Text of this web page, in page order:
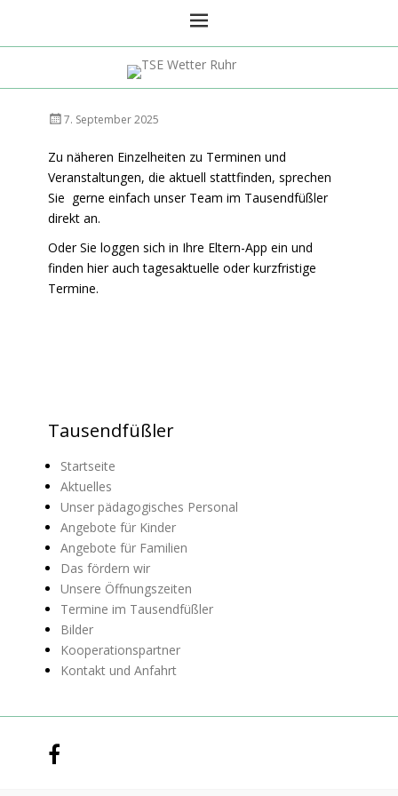
TSE Wetter Ruhr
Veröffentlicht
7. September 2025
Zu näheren Einzelheiten zu Terminen und
Veranstaltungen, die aktuell stattfinden, sprechen
Sie gerne einfach unser Team im Tausendfüßler
direkt an.
Oder Sie loggen sich in Ihre Eltern-App ein und
finden hier auch tagesaktuelle oder kurzfristige
Termine.
Tausendfüßler
Startseite
Aktuelles
Unser pädagogisches Personal
Angebote für Kinder
Angebote für Familien
Das fördern wir
Unsere Öffnungszeiten
Termine im Tausendfüßler
Bilder
Kooperationspartner
Kontakt und Anfahrt